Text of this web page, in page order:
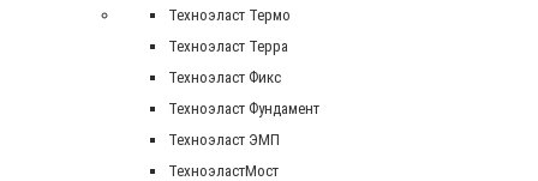
Техноэласт Термо
Техноэласт Терра
Техноэласт Фикс
Техноэласт Фундамент
Техноэласт ЭМП
ТехноэластМост